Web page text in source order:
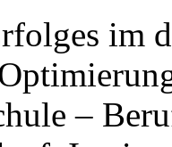
im
–